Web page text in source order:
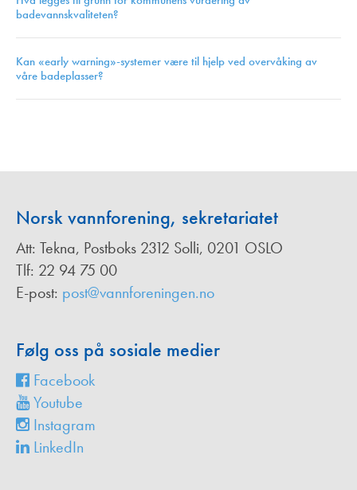
badevannskvaliteten?
Kan «early warning»-systemer være til hjelp ved overvåking av
våre badeplasser?
Norsk vannforening, sekretariatet
Att: Tekna, Postboks 2312 Solli, 0201 OSLO
Tlf: 22 94 75 00
E-post: post@vannforeningen.no
Følg oss på sosiale medier
Facebook
Youtube
Instagram
LinkedIn